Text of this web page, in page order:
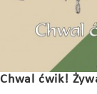
Chwal ćwik!